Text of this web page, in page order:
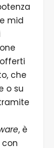
mid
che
o su
, è